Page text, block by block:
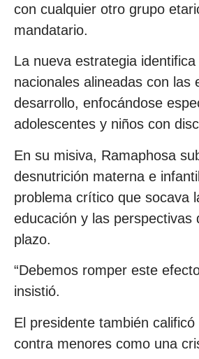
con cualquier otro grupo
mandatario.
La nueva estrategia
nacionales alineadas con las
desarrollo, enfocándose
adolescentes y niños con
En su misiva, Ramaphosa
desnutrición materna e
problema crítico que socava
educación y las perspectivas
plazo.
“Debemos romper este
insistió.
El presidente también
contra menores como una